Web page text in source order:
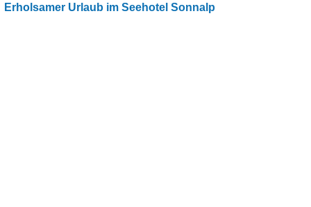
Erholsamer Urlaub im Seehotel Sonnalp